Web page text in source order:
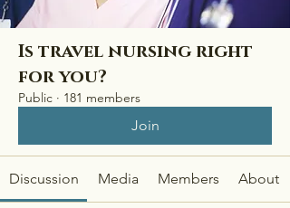
Is travel nursing right
for you?
Public · 181 members
Join
Discussion Media Members About